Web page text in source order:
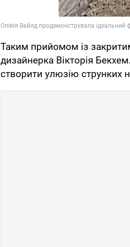
Таким прийомом із
дизайнерка Вікторія
створити улюзію струнких